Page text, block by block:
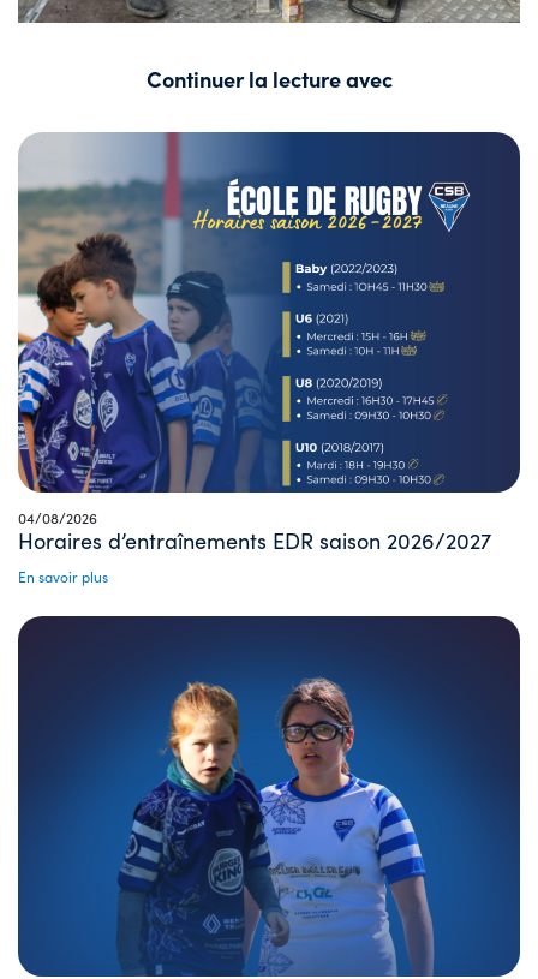
Continuer la lecture avec
04/08/2026
Horaires d’entraînements EDR saison 2026/2027
En savoir plus